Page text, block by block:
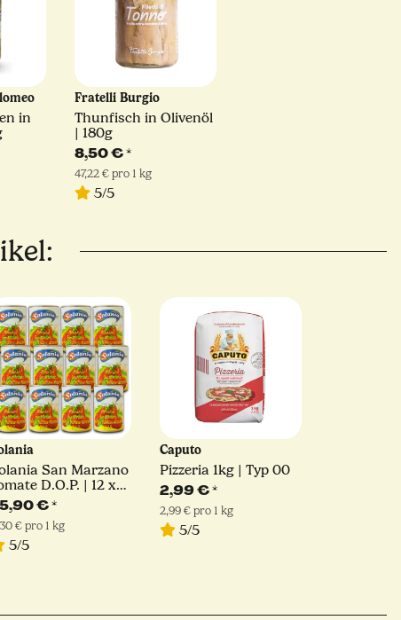
in
Fratelli Burgio
Thunfisch in Olivenöl
| 180g
8,50 €*
47,22 € pro 1 kg
5/5
San Marzano
D.O.P. | 12 x
g
€*
€ pro 1 kg
5/5
Caputo
Pizzeria 1kg | Typ 00
2,99 €*
2,99 € pro 1 kg
5/5